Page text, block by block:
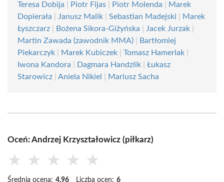
Teresa Dobija
Piotr Fijas Piotr Molenda
Marek
Dopierała
Janusz Malik Sebastian Madejski
Marek
Łyszczarz
Bożena Sikora-Giżyńska Jacek Jurzak
Martin Zawada (zawodnik MMA)
Bartłomiej
Piekarczyk
Marek Kubiczek Tomasz Hamerlak
Iwona Kandora
Dagmara Handzlik
Łukasz
Starowicz
Aniela Nikiel Mariusz Sacha
Oceń: Andrzej Krzyształowicz (piłkarz)
★ ★ ★ ★ ★
Średnia ocena: 4.96 Liczba ocen: 6